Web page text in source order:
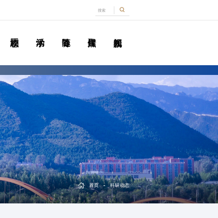
首页 - 科研动态